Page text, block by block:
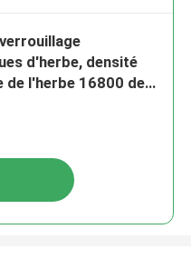
d'herbe, densité
de l'herbe 16800 de